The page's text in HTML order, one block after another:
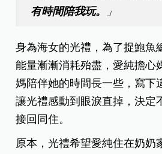
有時間陪我玩。
」
身為海女的光禮，為了捉鮑魚
能量漸漸消耗殆盡，愛純擔心
媽陪伴她的時間長一些，寫下
讓光禮感動到眼淚直掉，決定
接回同住。
原本，光禮希望愛純住在奶奶